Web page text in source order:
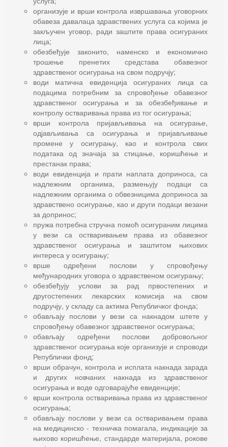
организује и врши контрола извршавања уговорних
обавеза давалаца здравствених услуга са којима је
закључен уговор, ради заштите права осигураних
лица;
обезбеђује законито, наменско и економично
трошење пренетих средстава обавезног
здравственог осигурања на свом подручју;
води матична евиденција осигураних лица са
подацима потребним за спровођење обавезног
здравственог осигурања и за обезбеђивање и
контролу остваривања права из тог осигурања;
врши контрола пријављивања на осигурање,
одјављивања са осигурања и пријављивање
промене у осигурању, као и контрола свих
података од значаја за стицање, коришћење и
престанак права;
води евиденција и прати наплата доприноса, са
надлежним органима, размењују подаци са
надлежним органима о обвезницима доприноса за
здравствено осигурање, као и други подаци везани
за допринос;
пружа потребна стручна помоћ осигураним лицима
у вези са остваривањем права из обавезног
здравственог осигурања и заштитом њихових
интереса у осигурању;
врше одређени послови у спровођењу
међународних уговора о здравственом осигурању;
обезбеђују услови за рад првостепених и
другостепених лекарских комисија на свом
подручју, у складу са актима Републичког фонда;
обављају послови у вези са накнадом штете у
спровођењу обавезног здравственог осигурања;
обављају одређени послови добровољног
здравственог осигурања које организује и спроводи
Републички фонд;
врши обрачун, контрола и исплата накнада зарада
и других новчаних накнада из здравственог
осигурања и воде одговарајуће евиденције;
врши контрола остваривања права из здравственог
осигурања;
обављају послови у вези са остваривањем права
на медицинско - техничка помагала, индикације за
њихово коришћење, стандарде материјала, рокове